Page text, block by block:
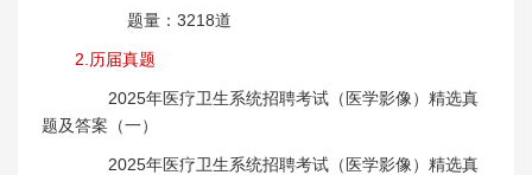
题量：3218道
2.历届真题
2025年医疗卫生系统招聘考试（医学影像）精选真
题及答案（一）
2025年医疗卫生系统招聘考试（医学影像）精选真